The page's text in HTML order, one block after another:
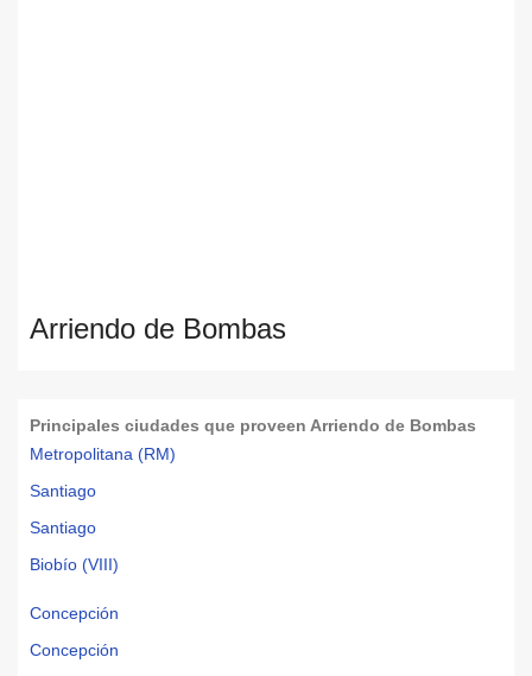
Arriendo de Bombas
Principales ciudades que proveen Arriendo de Bombas
Metropolitana (RM)
Santiago
Santiago
Biobío (VIII)
Concepción
Concepción